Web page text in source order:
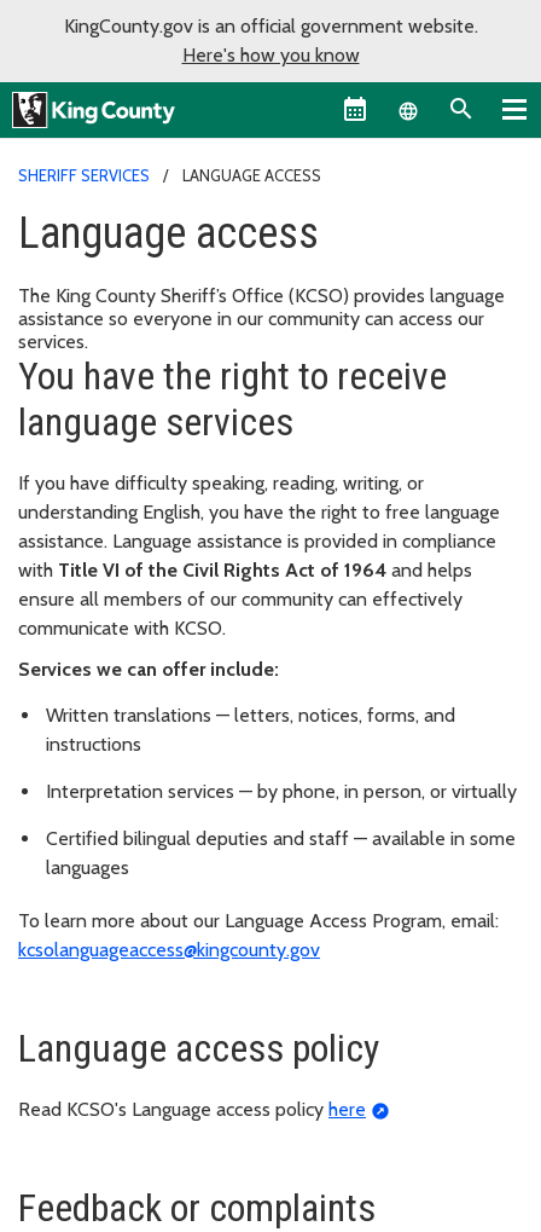
KingCounty.gov is an official government website.
Here's how you know
Language
SHERIFF SERVICES LANGUAGE ACCESS
Language access
The King County Sheriff’s Office (KCSO) provides language
assistance so everyone in our community can access our
services.
You have the right to receive
language services
If you have difficulty speaking, reading, writing, or
understanding English, you have the right to free language
assistance. Language assistance is provided in compliance
with Title VI of the Civil Rights Act of 1964 and helps
ensure all members of our community can effectively
communicate with KCSO.
Services we can offer include:
Written translations — letters, notices, forms, and
instructions
Interpretation services — by phone, in person, or virtually
Certified bilingual deputies and staff — available in some
languages
To learn more about our Language Access Program, email:
kcsolanguageaccess@kingcounty.gov
Language access policy
Read KCSO's Language access policy here
Feedback or complaints